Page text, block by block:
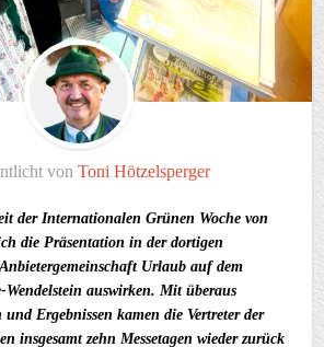
von Toni Hötzelsperger
der Internationalen Grünen Woche von
die Präsentation in der dortigen
Urlaub auf dem
Wendelstein auswirken. Mit überaus
Ergebnissen kamen die Vertreter der
insgesamt zehn Messetagen wieder zurück